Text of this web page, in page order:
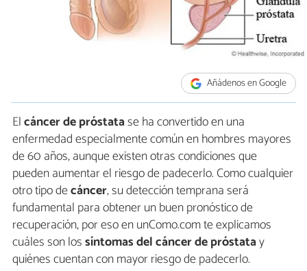
Añádenos en Google
Elcáncer de próstatase ha convertido en una
enfermedad especialmente común en hombres mayores
de 60 años, aunque existen otras condiciones que
pueden aumentar el riesgo de padecerlo. Como cualquier
otro tipo decáncer, su detección temprana será
fundamental para obtener un buen pronóstico de
recuperación, por eso en unComo.com te explicamos
cuáles son lossíntomas del cáncer de próstatay
quiénes cuentan con mayor riesgo de padecerlo.